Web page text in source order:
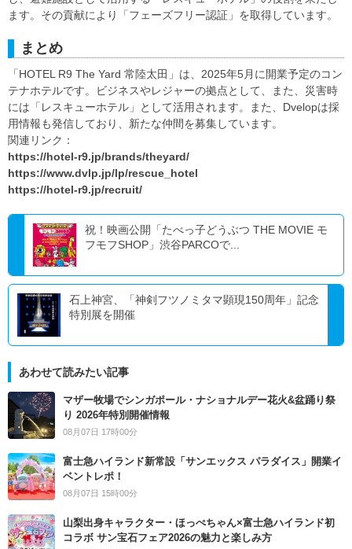
ます。その貢献により「フェーズフリー認証」を取得しています。
まとめ
「HOTEL R9 The Yard 常陸太田」は、2025年5月に開業予定のコン
テナホテルです。ビジネスやレジャーの拠点として、また、災害時
には「レスキューホテル」として活用されます。また、Dvelopは採
用情報も発信しており、新たな仲間を募集しています。
関連リンク：
https://hotel-r9.jp/brands/theyard/
https://www.dvlp.jp/lp/rescue_hotel
https://hotel-r9.jp/recruit/
祝！映画公開「たべっ子どうぶつ THE MOVIE モ
フモフSHOP」渋谷PARCOで...
石上神宮、「神剣フツノミタマ顕現150周年」記念
特別展を開催
あわせて読みたい記事
マザー牧場でシンガポール・ナショナルデー花火&盆踊り祭
り 2026年特別開催情報
08月07日 17時00分
富士急ハイランド新常設「サンエックス パラダイス」開業イ
ベントレポ！
08月07日 15時00分
山梨出身キャラクター・ほっぺちゃん×富士急ハイランド初
コラボ サン宝石フェア2026の魅力と楽しみ方